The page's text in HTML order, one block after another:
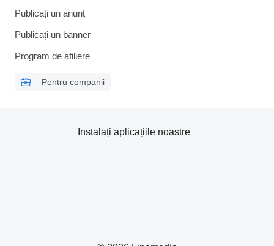
Publicați un anunț
Publicați un banner
Program de afiliere
Pentru companii
Instalați aplicațiile noastre